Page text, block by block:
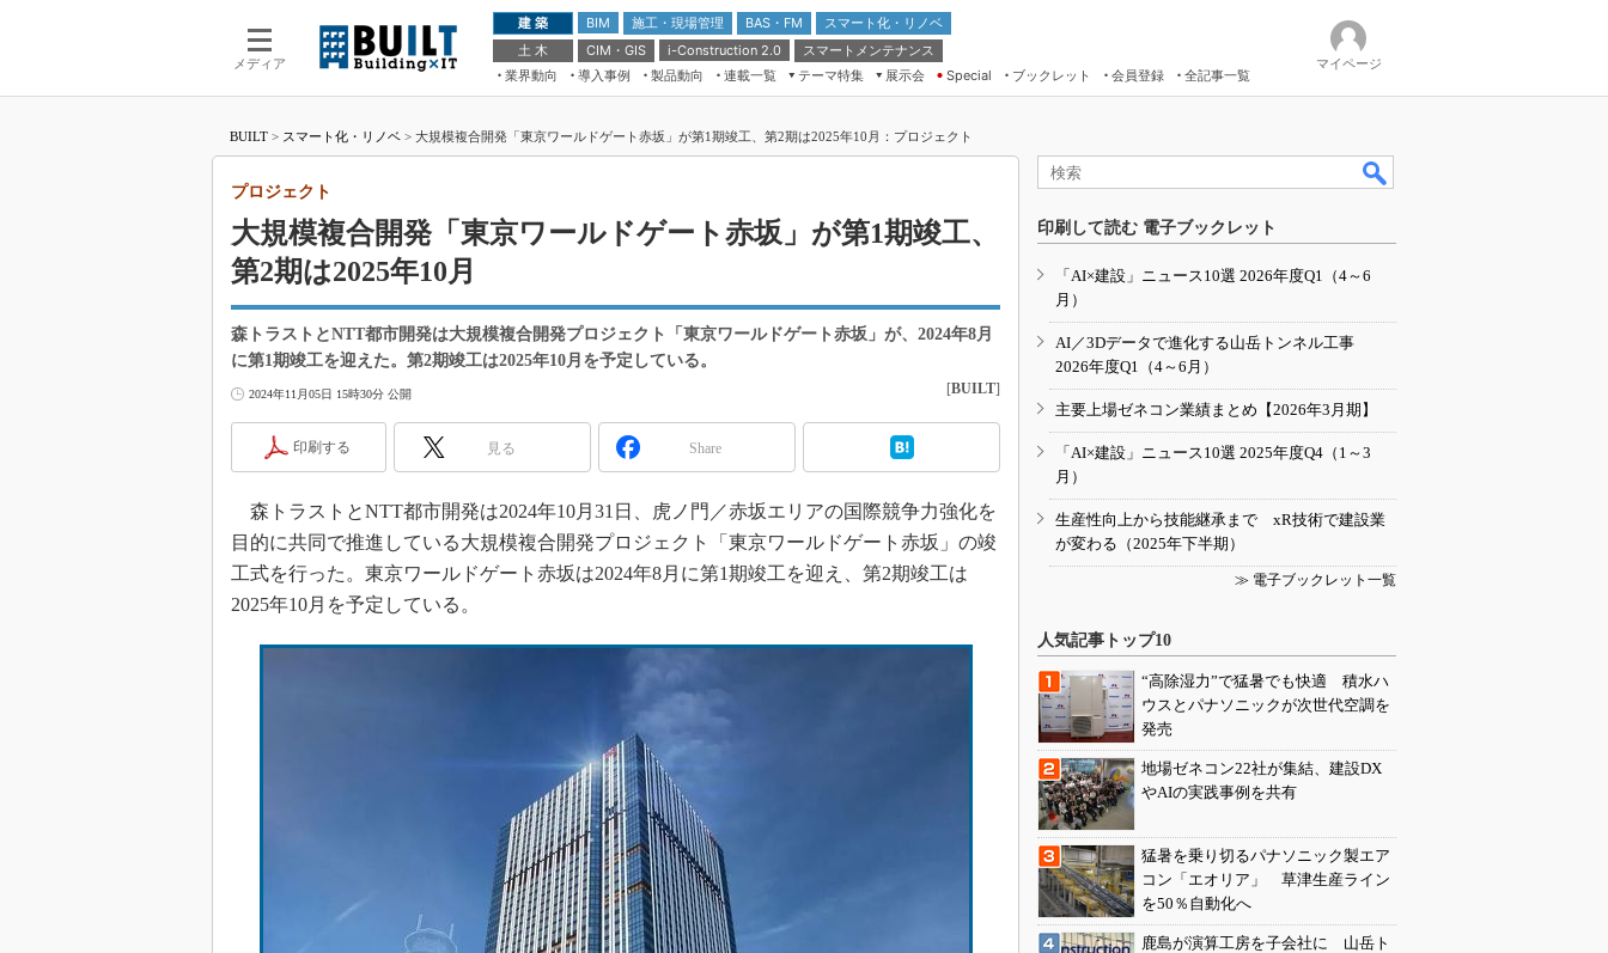
メディア
建 築 BIM 施工・現場管理 BAS・FM
スマート化・リノベ
土 木
CIM・GIS i-Construction 2.0
スマートメンテナンス
業界動向
導入事例 製品動向 連載一覧
テーマ特集
ドローンがもたらす建設業界の“ゲー
ムチェンジ” Ver.2.0
“Society5.0”時代のスマートビル
展示会
第8回 国際 建設・測量展
築・土木・不動産の先端技術展－
メンテナンス・レジリエンスOSAKA
日本 ものづくりワールド 2020
IGAS2018
Special ブックレット 会員登録 全記事一覧
マイページ
BUILT > スマート化・リノベ > 大規模複合開発「東京ワールドゲート赤坂」が第1期竣工、第2期は2025年10月：プロジェクト
大規模複合開発「東京ワールドゲート赤坂」が第1期竣工、
第2期は2025年10月
プロジェクト
森トラストとNTT都市開発は大規模複合開発プロジェクト「東京ワールドゲート赤坂」が、2024年8月
に第1期竣工を迎えた。第2期竣工は2025年10月を予定している。
2024年11月05日 15時30分 公開 [BUILT]
印刷する 見る Share
森トラストとNTT都市開発は2024年10月31日、虎ノ門／赤坂エリアの国際競争力強化を
目的に共同で推進している大規模複合開発プロジェクト「東京ワールドゲート赤坂」の竣
工式を行った。東京ワールドゲート赤坂は2024年8月に第1期竣工を迎え、第2期竣工は
2025年10月を予定している。
印刷して読む 電子ブックレット
「AI×建設」ニュース10選 2026年度Q1（4～6
月）
AI／3Dデータで進化する山岳トンネル工事
2026年度Q1（4～6月）
主要上場ゼネコン業績まとめ【2026年3月期】
「AI×建設」ニュース10選 2025年度Q4（1～3
月）
生産性向上から技能継承まで xR技術で建設業
が変わる（2025年下半期）
≫ 電子ブックレット一覧
人気記事トップ10
“高除湿力”で猛暑でも快適 積水ハ
ウスとパナソニックが次世代空調を
発売
地場ゼネコン22社が集結、建設DX
やAIの実践事例を共有
猛暑を乗り切るパナソニック製エア
コン「エオリア」 草津生産ライン
を50％自動化へ
鹿島が演算工房を子会社に 山岳ト